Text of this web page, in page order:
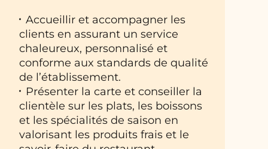
Accueillir et accompagner les
clients en assurant un service
chaleureux, personnalisé et
conforme aux standards de qualité
de l’établissement.
Présenter la carte et conseiller la
clientèle sur les plats, les boissons
et les spécialités de saison en
valorisant les produits frais et le